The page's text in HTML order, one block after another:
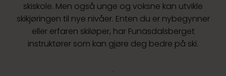
skiskole. Men også unge og voksne kan utvikle
skikjøringen til nye nivåer. Enten du er nybegynner
eller erfaren skiløper, har Funäsdalsberget
instruktører som kan gjøre deg bedre på ski.
.